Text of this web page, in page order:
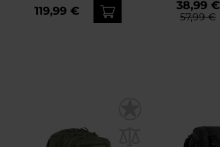
119,99 € 38,99 €
57,99 €